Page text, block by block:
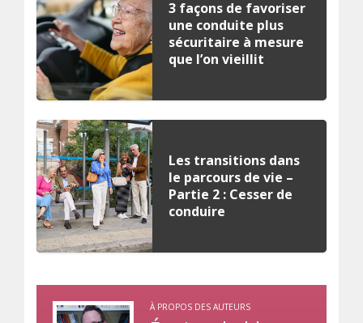
3 façons de favoriser
une conduite plus
sécuritaire à mesure
que l’on vieillit
Les transitions dans
le parcours de vie –
Partie 2 : Cesser de
conduire
À PROPOS DES AUTEURS